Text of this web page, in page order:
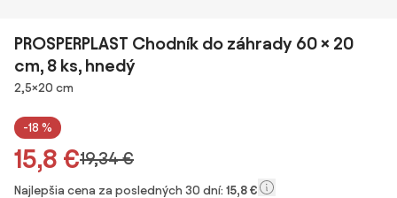
PROSPERPLAST Chodník do záhrady 60 × 20
cm, 8 ks, hnedý
Rozmery
2,5×20 cm
-18 %
15,8 €19,34 €
Najlepšia cena za posledných 30 dní: 15,8 €